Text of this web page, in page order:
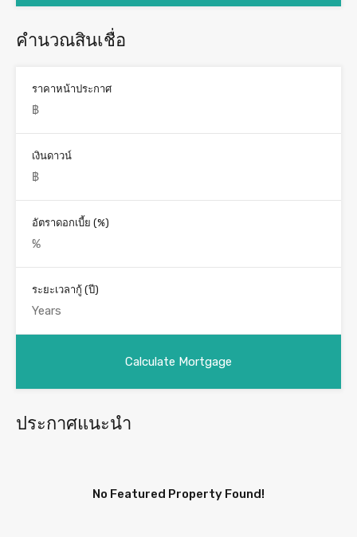
คำนวณสินเชื่อ
ราคาหน้าประกาศ
เงินดาวน์
อัตราดอกเบี้ย (%)
ระยะเวลากู้ (ปี)
ประกาศแนะนำ
No Featured Property Found!